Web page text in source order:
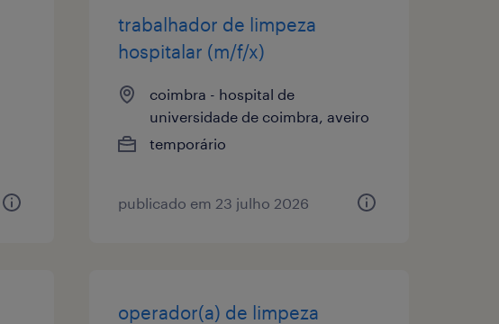
trabalhador de limpeza
hospitalar (m/f/x)
coimbra - hospital de
universidade de coimbra, aveiro
temporário
publicado em 23 julho 2026
operador(a) de limpeza